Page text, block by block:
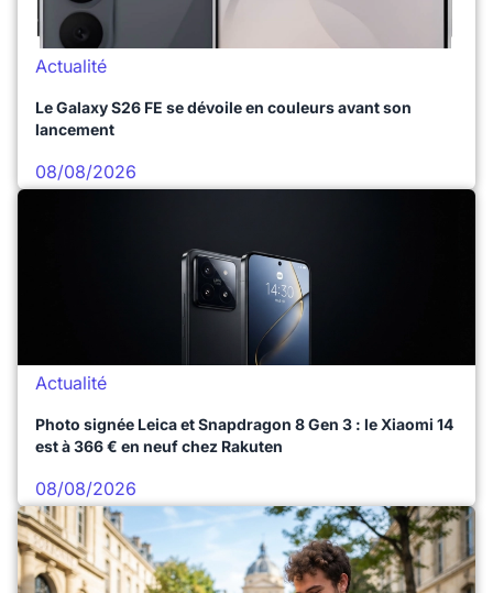
Actualité
Le Galaxy S26 FE se dévoile en couleurs avant son
lancement
08/08/2026
Actualité
Photo signée Leica et Snapdragon 8 Gen 3 : le Xiaomi 14
est à 366 € en neuf chez Rakuten
08/08/2026